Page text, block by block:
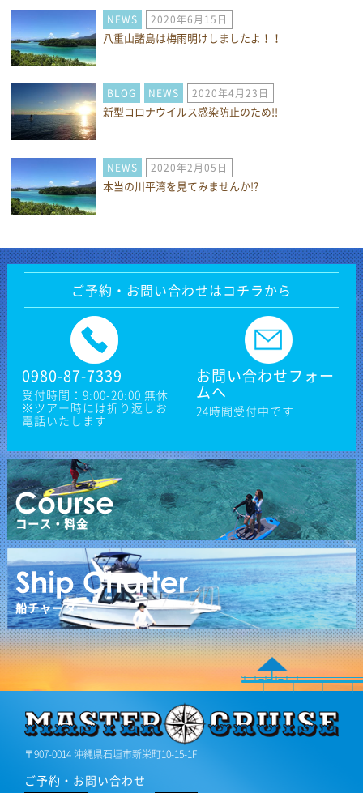
NEWS 2020年6月15日
八重山諸島は梅雨明けしましたよ！！
BLOG NEWS 2020年4月23日
新型コロナウイルス感染防止のため!!
NEWS 2020年2月05日
本当の川平湾を見てみませんか!?
ご予約・お問い合わせはコチラから
0980-87-7339
受付時間：9:00-20:00 無休
※ツアー時には折り返しお
電話いたします
お問い合わせフォー
ムへ
24時間受付中です
コース・料金
船チャーター
〒907-0014 沖縄県石垣市新栄町10-15-1F
ご予約・お問い合わせ